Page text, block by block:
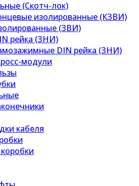
(Скотч-лок)
изолированные (КЗВИ)
(ЗВИ)
рейка (ЗНИ)
DIN рейка (ЗНИ)
модули
кабеля